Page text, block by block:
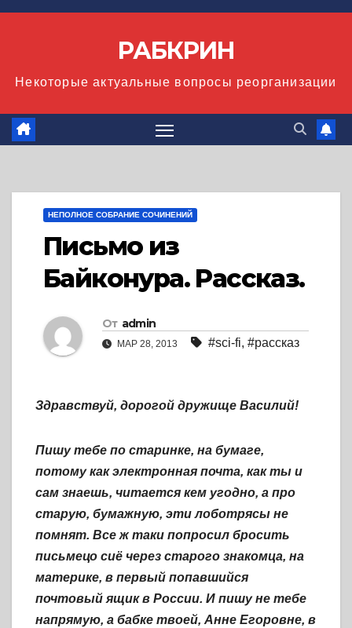
Перейти
РАБКРИН
Некоторые актуальные вопросы реорганизации
НЕПОЛНОЕ СОБРАНИЕ СОЧИНЕНИЙ
Письмо из
Байконура. Рассказ.
От admin
МАР 28, 2013 #sci-fi, #рассказ
Здравствуй, дорогой дружище Василий!
Пишу тебе по старинке, на бумаге,
потому как электронная почта, как ты и
сам знаешь, читается кем угодно, а про
старую, бумажную, эти лоботрясы не
помнят. Все ж таки попросил бросить
письмецо сиё через старого знакомца, на
материке, в первый попавшийся
почтовый ящик в России. И пишу не тебе
напрямую, а бабке твоей, Анне Егоровне, в